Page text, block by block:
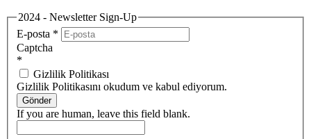
2024 - Newsletter Sign-Up
E-posta *
Captcha
*
Gizlilik Politikası
Gizlilik Politikasını okudum ve kabul ediyorum.
Gönder
If you are human, leave this field blank.